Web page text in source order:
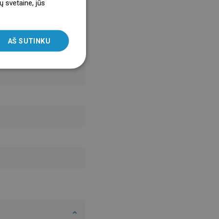
LITHUANIAN
svetaine, jūs
AŠ SUTINKU